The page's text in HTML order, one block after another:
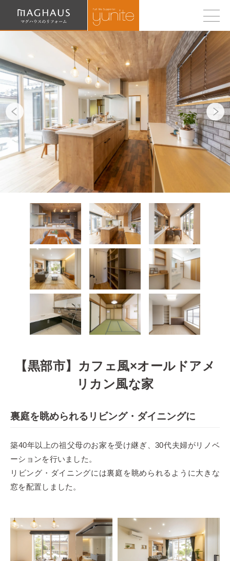
【黒部市】カフェ風×オールドアメ
リカン風な家
裏庭を眺められるリビング・ダイニングに
築40年以上の祖父母のお家を受け継ぎ、30代夫婦がリノベ
ーションを行いました。
リビング・ダイニングには裏庭を眺められるように大きな
窓を配置しました。